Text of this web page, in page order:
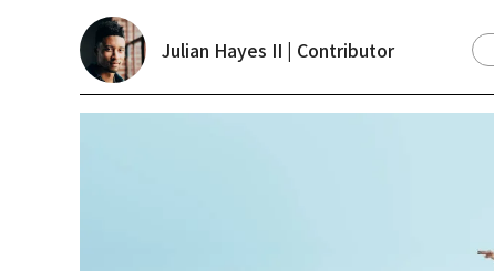
Julian Hayes II | Contributor